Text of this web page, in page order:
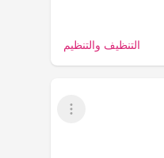
التنظيف والتنظيم
عرض القائمة